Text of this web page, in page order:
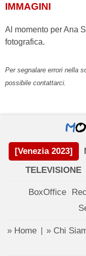
IMMAGINI
Al momento per Ana
fotografica.
Per segnalare errori nella
possibile contattarci.
[Venezia 2023]
TELEVISIONE
BoxOffice
» Home » Chi